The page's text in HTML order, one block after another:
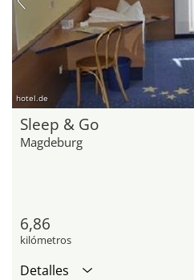
hotel.de
Sleep & Go
Magdeburg
6,86
kilómetros
Detalles